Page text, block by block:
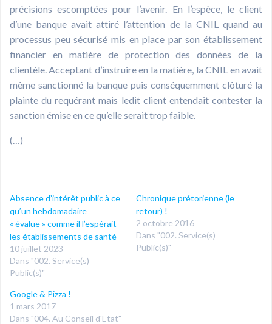
précisions escomptées pour l’avenir. En l’espèce, le client
d’une banque avait attiré l’attention de la CNIL quand au
processus peu sécurisé mis en place par son établissement
financier en matière de protection des données de la
clientèle. Acceptant d’instruire en la matière, la CNIL en avait
même sanctionné la banque puis conséquemment clôturé la
plainte du requérant mais ledit client entendait contester la
sanction émise en ce qu’elle serait trop faible.
(…)
Absence d’intérêt public à ce
qu’un hebdomadaire
« évalue » comme il l’espérait
les établissements de santé
10 juillet 2023
Dans "002. Service(s)
Public(s)"
Chronique prétorienne (le
retour) !
2 octobre 2016
Dans "002. Service(s)
Public(s)"
Google & Pizza !
1 mars 2017
Dans "004. Au Conseil d'Etat"